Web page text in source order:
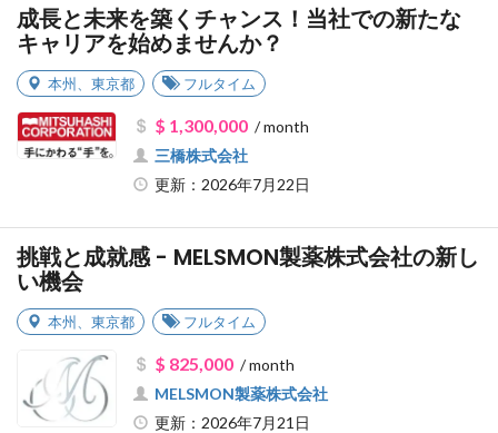
成長と未来を築くチャンス！当社での新たな
キャリアを始めませんか？
本州 東京都 フルタイム
$ 1,300,000/ month
三橋株式会社
更新：2026年7月22日
挑戦と成就感 - MELSMON製薬株式会社の新し
い機会
本州 東京都 フルタイム
$ 825,000/ month
MELSMON製薬株式会社
更新：2026年7月21日